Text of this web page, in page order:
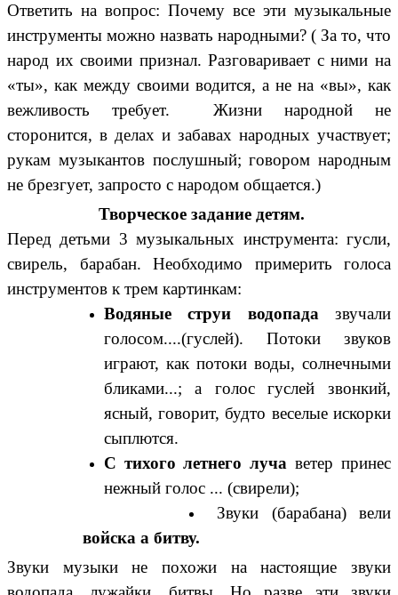
Ответить на вопрос: Почему все эти музыкальные
инструменты можно назвать народными? ( За то, что
народ их своими признал. Разговаривает с ними на
«ты», как между своими водится, а не на «вы», как
вежливость требует. Жизни народной не
сторонится, в делах и забавах народных участвует;
рукам музыкантов послушный; говором народным
не брезгует, запросто с народом общается.)
Творческое задание детям.
Перед детьми 3 музыкальных инструмента: гусли,
свирель, барабан. Необходимо примерить голоса
инструментов к трем картинкам:
Водяные струи водопада звучали
голосом....(гуслей). Потоки звуков
играют, как потоки воды, солнечными
бликами...; а голос гуслей звонкий,
ясный, говорит, будто веселые искорки
сыплются.
С тихого летнего лучаветер принес
нежный голос ... (свирели);
Звуки (барабана) вели
войска а битву.
Звуки музыки не похожи на настоящие звуки